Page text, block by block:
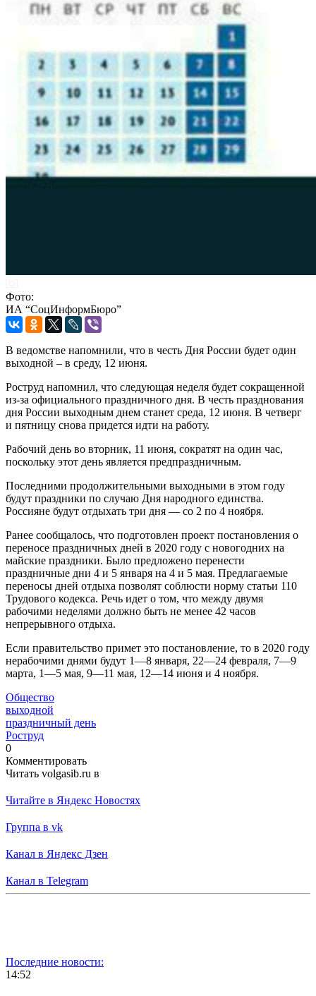
Фото:
ИА “СоцИнформБюро”
В ведомстве напомнили, что в честь Дня России будет один
выходной – в среду, 12 июня.
Роструд напомнил, что следующая неделя будет сокращенной
из-за официального праздничного дня. В честь празднования
дня России выходным днем станет среда, 12 июня. В четверг
и пятницу снова придется идти на работу.
Рабочий день во вторник, 11 июня, сократят на один час,
поскольку этот день является предпраздничным.
Последними продолжительными выходными в этом году
будут праздники по случаю Дня народного единства.
Россияне будут отдыхать три дня — со 2 по 4 ноября.
Ранее сообщалось, что подготовлен проект постановления о
переносе праздничных дней в 2020 году с новогодних на
майские праздники. Было предложено перенести
праздничные дни 4 и 5 января на 4 и 5 мая. Предлагаемые
переносы дней отдыха позволят соблюсти норму статьи 110
Трудового кодекса. Речь идет о том, что между двумя
рабочими неделями должно быть не менее 42 часов
непрерывного отдыха.
Если правительство примет это постановление, то в 2020 году
нерабочими днями будут 1—8 января, 22—24 февраля, 7—9
марта, 1—5 мая, 9—11 мая, 12—14 июня и 4 ноября.
Общество
выходной
праздничный день
Роструд
0
Комментировать
Читать volgasib.ru в
Читайте в Яндекс Новостях
Группа в vk
Канал в Яндекс Дзен
Канал в Telegram
Последние новости:
14:52